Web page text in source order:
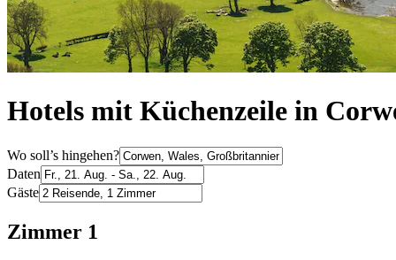
Hotels mit Küchenzeile in
Wo soll’s hingehen?
Daten
Gäste
Zimmer 1